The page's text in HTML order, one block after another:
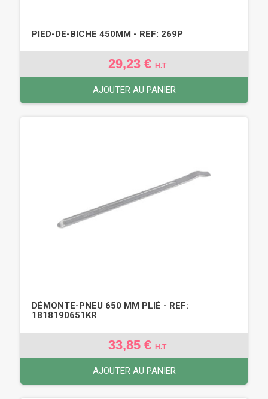
PIED-DE-BICHE 450MM - REF: 269P
29,23 € H.T
AJOUTER AU PANIER
DÉMONTE-PNEU 650 MM PLIÉ - REF:
1818190651KR
33,85 € H.T
AJOUTER AU PANIER